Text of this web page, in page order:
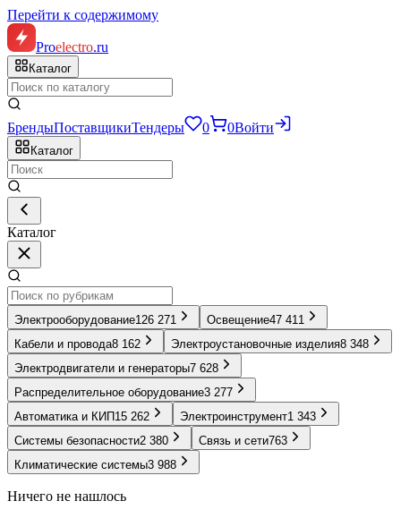
Перейти к содержимому
Proelectro.ru
Каталог
БрендыПоставщикиТендеры 0 0Войти
Каталог
Каталог
Электрооборудование126 271 Освещение47 411
Кабели и провода8 162 Электроустановочные изделия8 348
Электродвигатели и генераторы7 628
Распределительное оборудование3 277
Автоматика и КИП 15 262 Электроинструмент1 343
Системы безопасности2 380 Связь и сети763
Климатические системы3 988
Ничего не нашлось